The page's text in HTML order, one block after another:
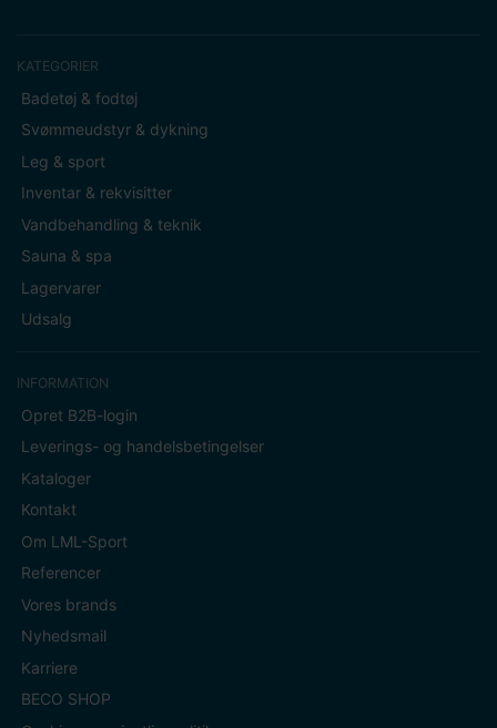
KATEGORIER
Badetøj & fodtøj
Svømmeudstyr & dykning
Leg & sport
Inventar & rekvisitter
Vandbehandling & teknik
Sauna & spa
Lagervarer
Udsalg
INFORMATION
Opret B2B-login
Leverings- og handelsbetingelser
Kataloger
Kontakt
Om LML-Sport
Referencer
Vores brands
Nyhedsmail
Karriere
BECO SHOP